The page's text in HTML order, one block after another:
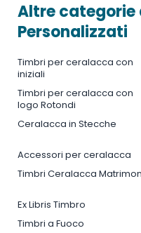
Altre categorie
Personalizzati
Timbri per ceralacca con
iniziali
Timbri per ceralacca con
logo Rotondi
Ceralacca in Stecche
Accessori per ceralacca
Timbri Ceralacca
Ex Libris Timbro
Timbri a Fuoco